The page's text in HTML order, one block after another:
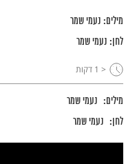
כל האתר
מילים: נעמי שמר
לחן: נעמי שמר
< 1 דקות
מילים: נעמי שמר
לחן: נעמי שמר